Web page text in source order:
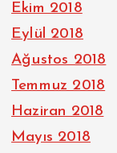
Ekim 2018
Eylül 2018
Ağustos 2018
Temmuz 2018
Haziran 2018
Mayıs 2018